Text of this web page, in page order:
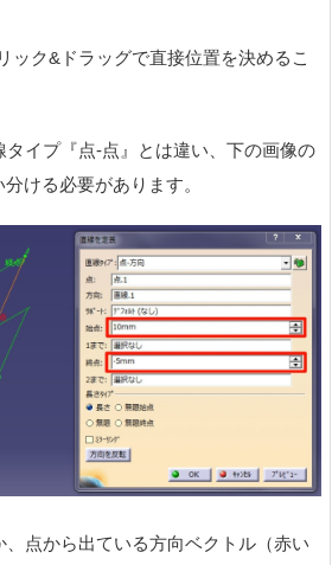
ック&ドラッグで直接位置を決めるこ
イプ『点-点』とは違い、下の画像の
ける必要があります。
、点から出ている方向ベクトル（赤い